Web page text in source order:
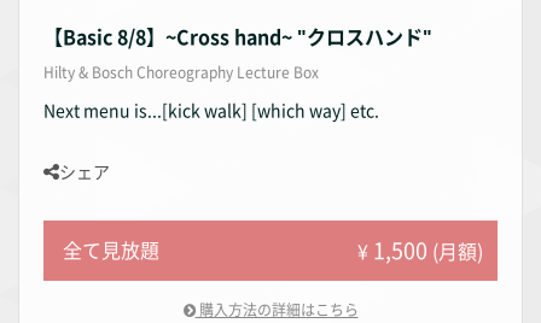
【Basic 8/8】~Cross hand~ "クロスハンド"
Hilty & Bosch Choreography Lecture Box
Next menu is...[kick walk] [which way] etc.
シェア
全て見放題 ¥ 1,500 (月額)
購入方法の詳細はこちら